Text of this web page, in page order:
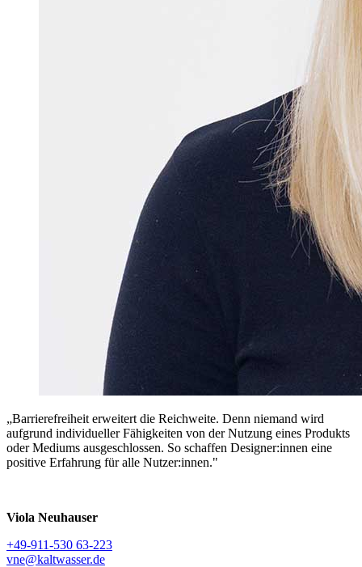
„Barrierefreiheit erweitert die Reichweite. Denn niemand wird
aufgrund individueller Fähigkeiten von der Nutzung eines Produkts
oder Mediums ausgeschlossen. So schaffen Designer:innen eine
positive Erfahrung für alle Nutzer:innen."
Viola Neuhauser
+49-911-530 63-223
vne@kaltwasser.de